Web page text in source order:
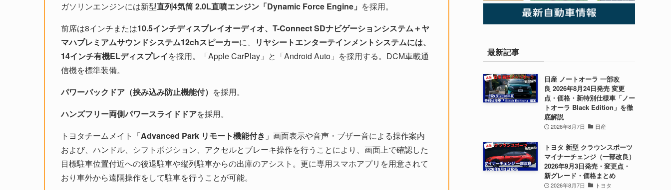
ガソリンエンジンには新型直列4気筒 2.0L直噴エンジン「Dynamic Force Engine」 を採用。
前席は8インチまたは10.5インチディスプレイオーディオ、T-Connect SDナビゲーションシステム＋ヤ
マハプレミアムサウンドシステム12chスピーカーに、
リヤシートエンターテインメントシステムには、
14インチ有機ELディスプレイを採用。「Apple CarPlay」と「Android Auto」を採用する。DCM車載通
信機を標準装備。
パワーバックドア（挟み込み防止機能付） を採用。
ハンズフリー両側パワースライドドアを採用。
トヨタチームメイト「Advanced Park リモート機能付き 」画面表示や音声・ブザー音による操作案内
および、ハンドル、シフトポジション、アクセルとブレーキ操作を行うことにより、画面上で確認した
目標駐車位置付近への後退駐車や縦列駐車からの出庫のアシスト。更に専用スマホアプリを用意されて
おり車外から遠隔操作をして駐車を行うことが可能。
最新記事
日産 ノートオーラ 一部改
良 2026年8月24日発売 変更
点・価格・新特別仕様車「ノー
トオーラ Black Edition」を徹
底解説
2026年8月7日 日産
トヨタ 新型 クラウンスポーツ
マイナーチェンジ（一部改良）
2026年9月3日発売・変更点・
新グレード・価格まとめ
2026年8月7日 トヨタ